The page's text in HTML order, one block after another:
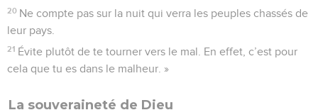
20 Ne compte pas sur la nuit qui verra les peuples chassés de
leur pays.
21 Évite plutôt de te tourner vers le mal. En effet, c’est pour
cela que tu es dans le malheur. »
La souveraineté de Dieu